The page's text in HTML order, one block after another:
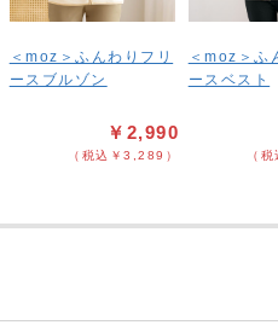
＜moz＞ふんわりフリ
ースブルゾン
￥2,990
（税込￥3,289）
＜moz＞ふ
ースベスト
（